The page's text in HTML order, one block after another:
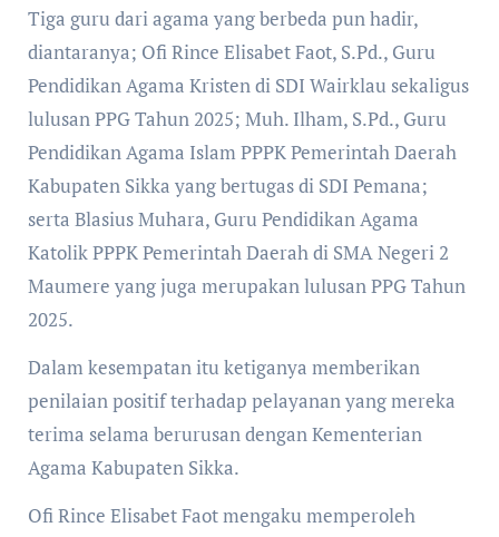
Tiga guru dari agama yang berbeda pun hadir,
diantaranya; Ofi Rince Elisabet Faot, S.Pd., Guru
Pendidikan Agama Kristen di SDI Wairklau sekaligus
lulusan PPG Tahun 2025; Muh. Ilham, S.Pd., Guru
Pendidikan Agama Islam PPPK Pemerintah Daerah
Kabupaten Sikka yang bertugas di SDI Pemana;
serta Blasius Muhara, Guru Pendidikan Agama
Katolik PPPK Pemerintah Daerah di SMA Negeri 2
Maumere yang juga merupakan lulusan PPG Tahun
2025.
Dalam kesempatan itu ketiganya memberikan
penilaian positif terhadap pelayanan yang mereka
terima selama berurusan dengan Kementerian
Agama Kabupaten Sikka.
Ofi Rince Elisabet Faot mengaku memperoleh